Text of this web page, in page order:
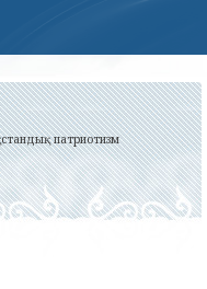
патриотизм